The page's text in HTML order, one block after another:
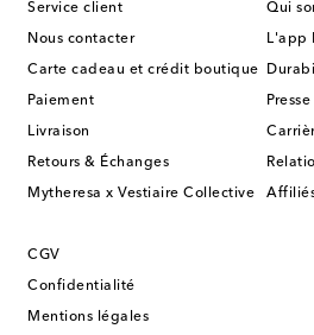
Service client
Nous contacter
Carte cadeau et crédit boutique
Paiement
Livraison
Retours & Échanges
Mytheresa x Vestiaire Collective
Qui
L'app
Presse
CGV
Confidentialité
Mentions légales